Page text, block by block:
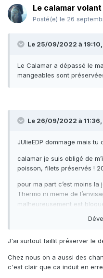
Le calamar volant
Posté(e) le 26
Le 25/09/2022 à 19:10,
Le Calamar a dépassé le
mangeables sont
Le 26/09/2022 à 11:36,
JUlieEDP dommage mais tu
calamar je suis obligé de
poisson, filets préservés !
pour ma part c’est moins
Thermo ni meme de
malheureusement est
(c’est dire si la vie doit être
j’en ai vu plusieurs fois
à l’inverse des
J'ai surtout faillit préserver le
Chez nous on a aussi des
c'est clair que ca induit en